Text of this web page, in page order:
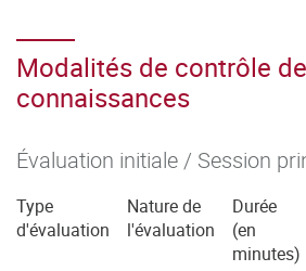
Modalités de contrôle
connaissances
Évaluation initiale / Session
Type
d'évaluation
Nature de
l'évaluation
Durée
(en
minutes)